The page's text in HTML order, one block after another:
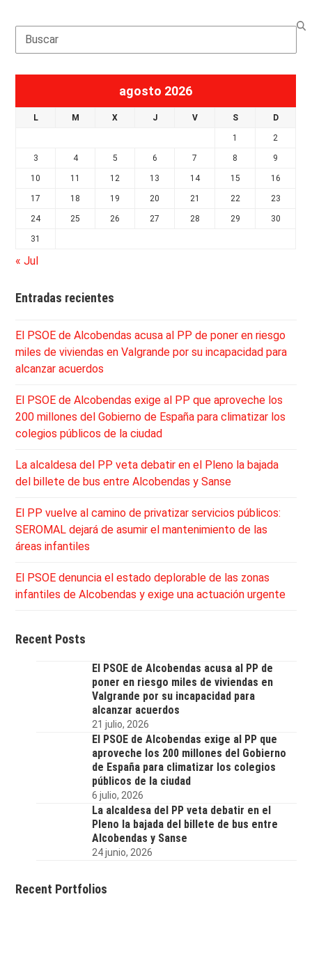
Search
agosto 2026
L M X J V S D
1 2
3 4 5 6 7 8 9
10 11 12 13 14 15 16
17 18 19 20 21 22 23
24 25 26 27 28 29 30
31
« Jul
Entradas recientes
El PSOE de Alcobendas acusa al PP de poner en riesgo
miles de viviendas en Valgrande por su incapacidad para
alcanzar acuerdos
El PSOE de Alcobendas exige al PP que aproveche los
200 millones del Gobierno de España para climatizar los
colegios públicos de la ciudad
La alcaldesa del PP veta debatir en el Pleno la bajada
del billete de bus entre Alcobendas y Sanse
El PP vuelve al camino de privatizar servicios públicos:
SEROMAL dejará de asumir el mantenimiento de las
áreas infantiles
El PSOE denuncia el estado deplorable de las zonas
infantiles de Alcobendas y exige una actuación urgente
Recent Posts
El PSOE de Alcobendas acusa al PP de
poner en riesgo miles de viviendas en
Valgrande por su incapacidad para
alcanzar acuerdos
21 julio, 2026
El PSOE de Alcobendas exige al PP que
aproveche los 200 millones del Gobierno
de España para climatizar los colegios
públicos de la ciudad
6 julio, 2026
La alcaldesa del PP veta debatir en el
Pleno la bajada del billete de bus entre
Alcobendas y Sanse
24 junio, 2026
Recent Portfolios